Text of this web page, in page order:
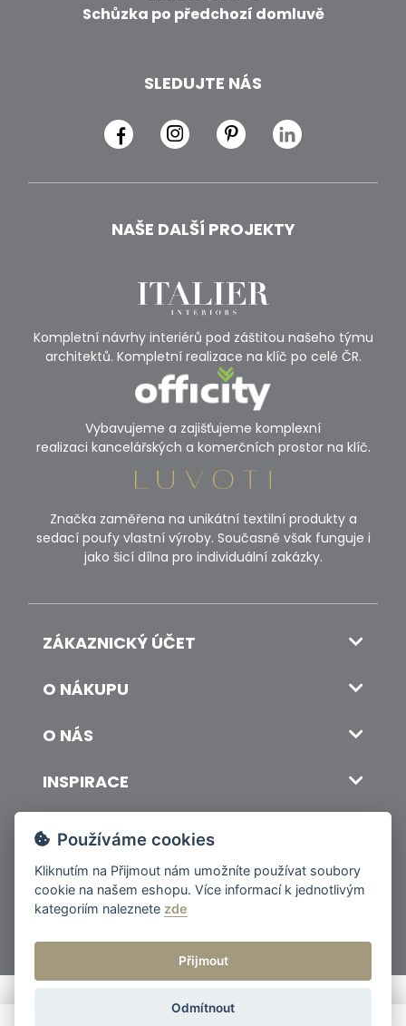
Schůzka po předchozí domluvě
SLEDUJTE NÁS
NAŠE DALŠÍ PROJEKTY
Kompletní návrhy interiérů pod záštitou našeho týmu
architektů. Kompletní realizace na klíč po celé ČR.
Vybavujeme a zajišťujeme komplexní
realizaci kancelářských a komerčních prostor na klíč.
Značka zaměřena na unikátní textilní produkty a
sedací poufy vlastní výroby. Současně však funguje i
jako šicí dílna pro individuální zakázky.
ZÁKAZNICKÝ ÚČET
O NÁKUPU
O NÁS
INSPIRACE
DOPRAVA A PLATBA
© 2026 ITALSKY INTERIER s.r.o. Vytvořilo INIZIO Internet Media s.r.o.|
nastavení cookies
Používáme cookies
Kliknutím na Přijmout nám umožníte používat soubory
cookie na našem eshopu. Více informací k jednotlivým
kategoriím naleznete zde
Přijmout
Odmítnout